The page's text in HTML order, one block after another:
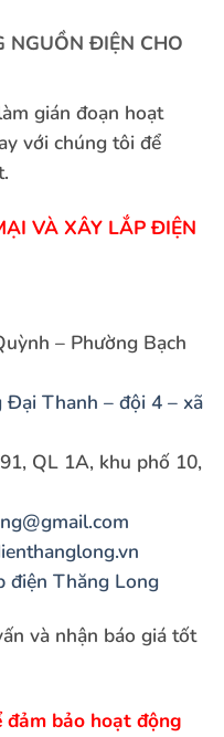
NGUỒN ĐIỆN CHO
gián đoạn hoạt
với chúng tôi để
VÀ XÂY LẮP ĐIỆN
– Phường Bạch
Thanh – đội 4 – xã
QL 1A, khu phố 10,
điện Thăng Long
và nhận báo giá tốt
đảm bảo hoạt động